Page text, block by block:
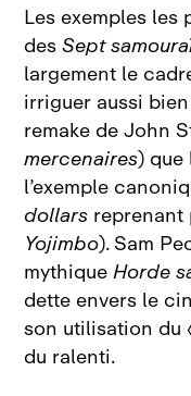
Les exemples
desSept
largement le
irriguer aussi
remake de John
mercenaires)
l’exemple
dollars reprenant
Yojimbo). Sam
mythiqueHorde
dette envers le
son utilisation du
du ralenti.